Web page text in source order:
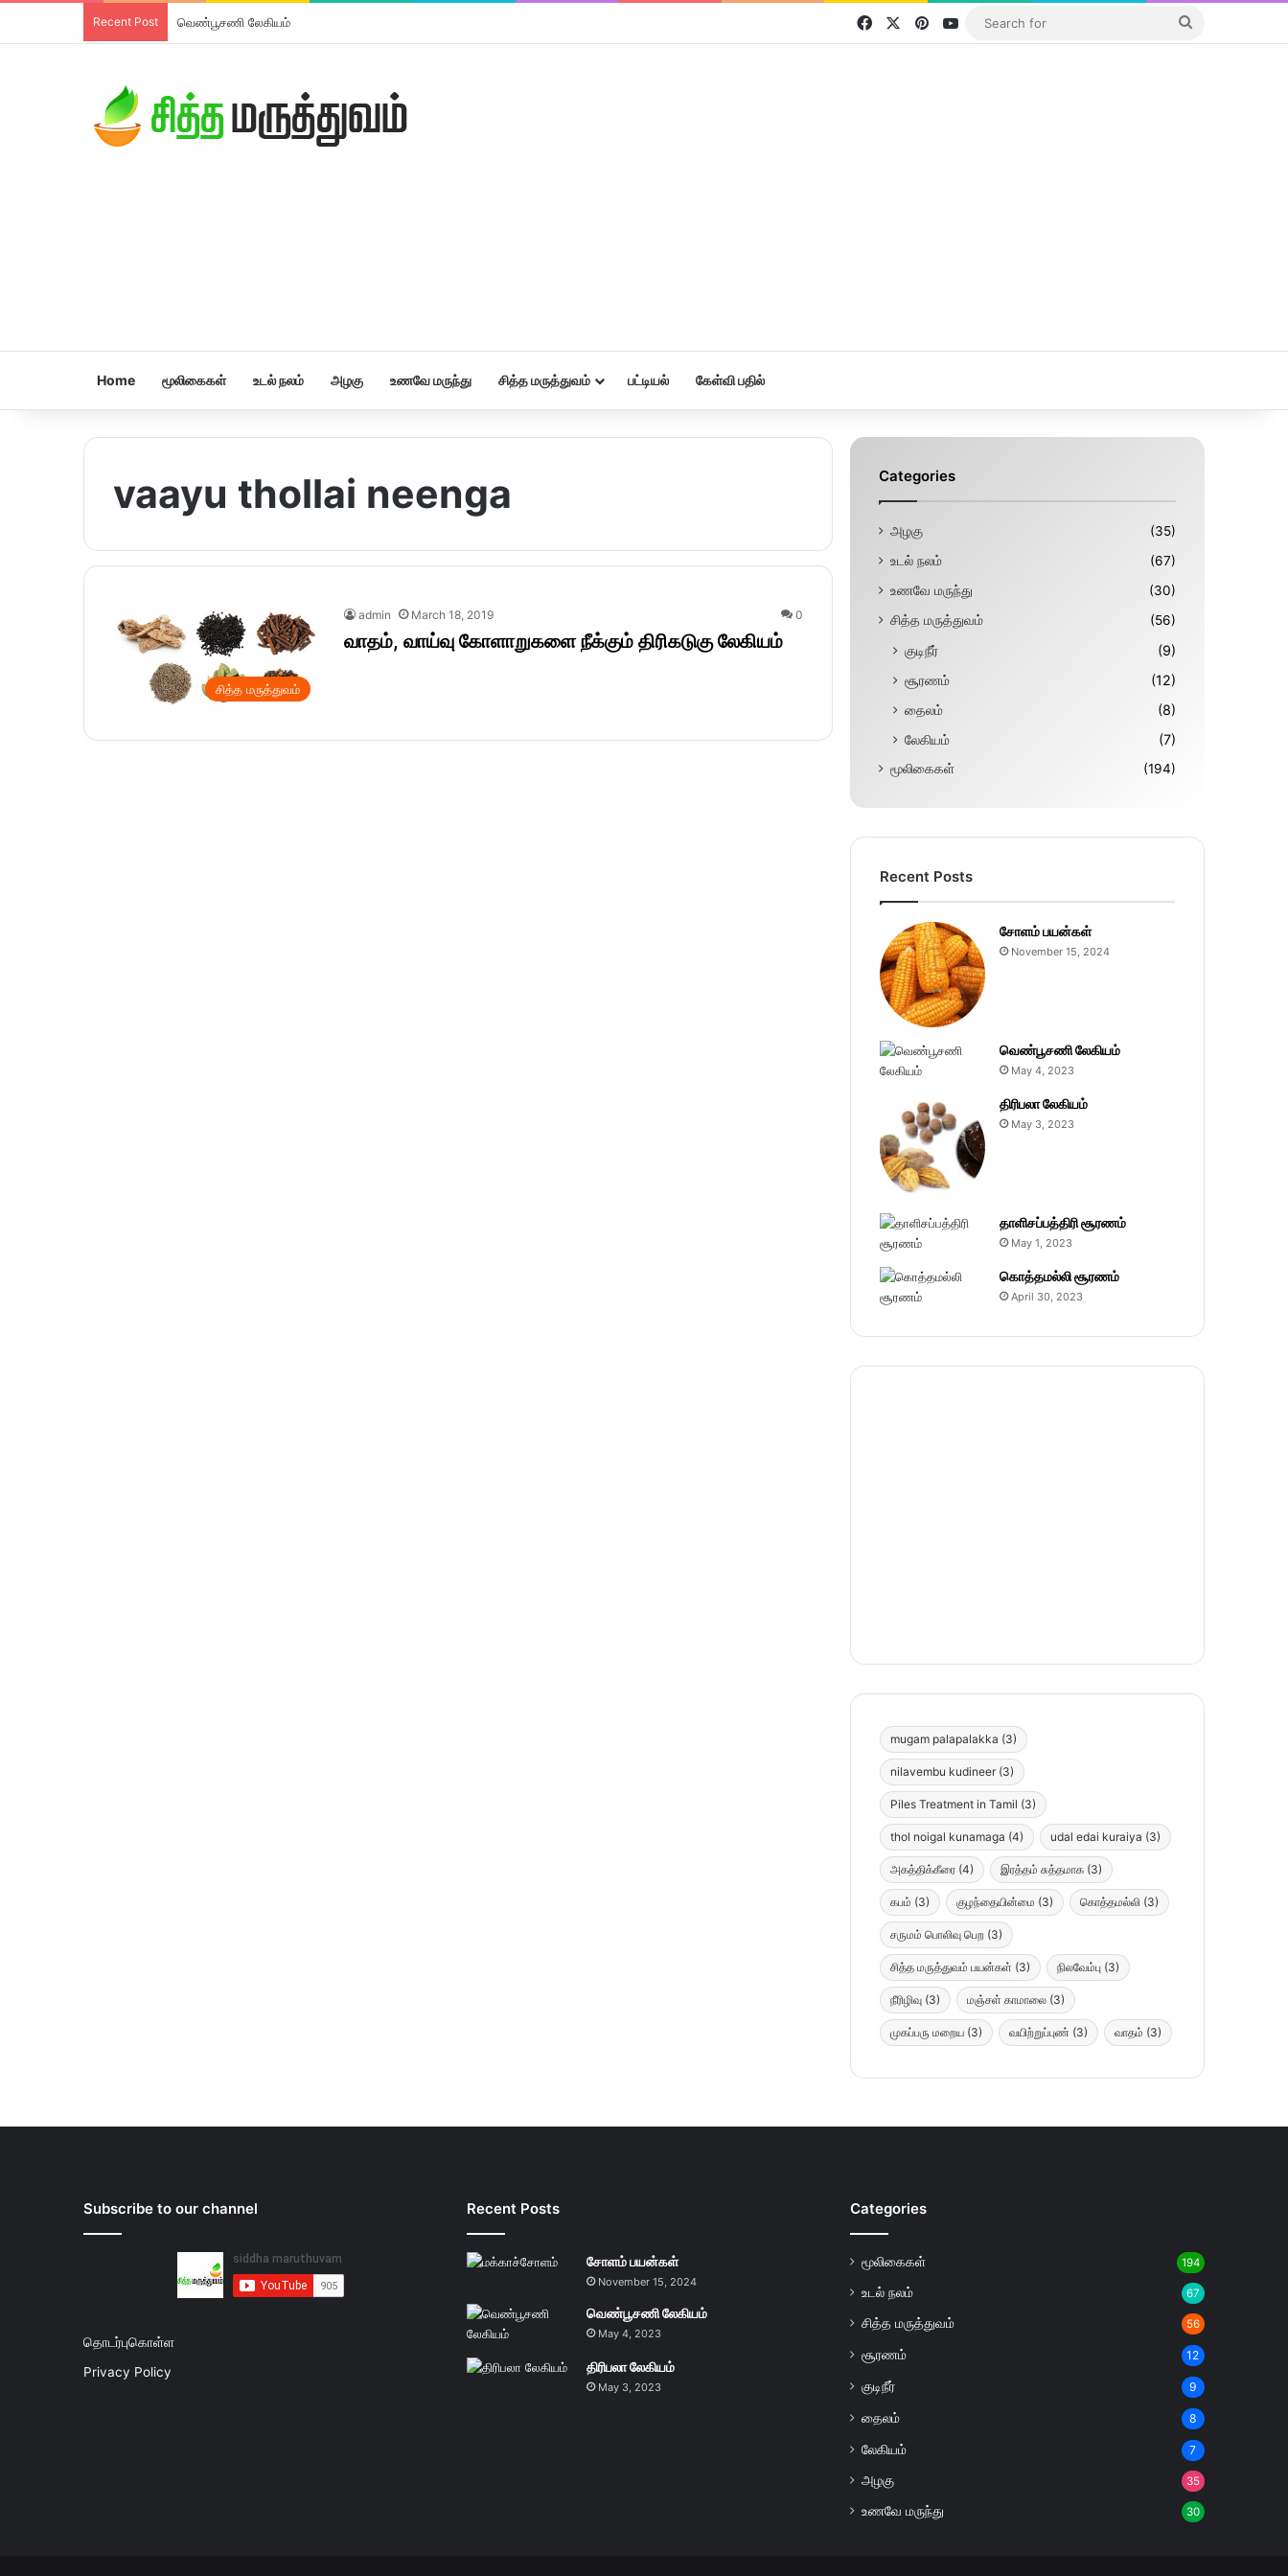
Recent Post வெண்பூசணி லேகியம் FacebookPinterestYouTube
Home மூலிகைகள் உடல் நலம் அழகு உணவே மருந்து சித்த மருத்துவம் பட்டியல் கேள்வி பதில்
vaayu thollai neenga
சித்த மருத்துவம்
admin March 18, 2019 0
வாதம், வாய்வு கோளாறுகளை நீக்கும் திரிகடுகு லேகியம்
Categories
அழகு
(35)
உடல் நலம்
(67)
உணவே மருந்து
(30)
சித்த மருத்துவம்
(56)
குடிநீர்
(9)
சூரணம்
(12)
தைலம்
(8)
லேகியம்
(7)
மூலிகைகள் (194)
Recent Posts
சோளம் பயன்கள்
November 15, 2024
வெண்பூசணி லேகியம்
May 4, 2023
திரிபலா லேகியம்
May 3, 2023
தாளிசப்பத்திரி சூரணம்
May 1, 2023
கொத்தமல்லி சூரணம்
April 30, 2023
mugam palapalakka (3)
nilavembu kudineer (3)
Piles Treatment in Tamil (3)
thol noigal kunamaga (4) udal edai kuraiya (3)
அகத்திக்கீரை (4) இரத்தம் சுத்தமாக (3)
கபம் (3) குழந்தையின்மை (3) கொத்தமல்லி (3)
சருமம் பொலிவு பெற (3)
சித்த மருத்துவம் பயன்கள் (3) நிலவேம்பு (3)
நீரிழிவு (3) மஞ்சள் காமாலை (3)
முகப்பரு மறைய (3) வயிற்றுப்புண் (3) வாதம் (3)
Subscribe to our channel
தொடர்புகொள்ள
Privacy Policy
Recent Posts
சோளம் பயன்கள்
November 15, 2024
வெண்பூசணி லேகியம்
May 4, 2023
திரிபலா லேகியம்
May 3, 2023
Categories
மூலிகைகள் 194
உடல் நலம் 67
சித்த மருத்துவம் 56
சூரணம் 12
குடிநீர் 9
தைலம் 8
லேகியம் 7
அழகு 35
உணவே மருந்து 30